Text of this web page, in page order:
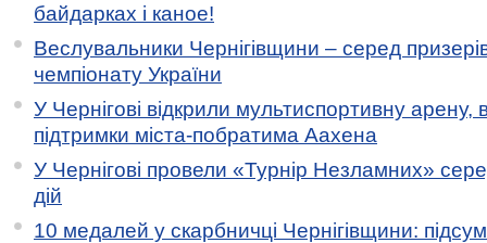
байдарках і каное!
Веслувальники Чернігівщини – серед
чемпіонату України
У Чернігові відкрили мультиспортивну арену,
підтримки міста-побратима Аахена
У Чернігові провели «Турнір Незламних»
дій
10 медалей у скарбничці Чернігівщини: